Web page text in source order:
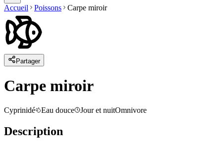
Accueil Poissons Carpe miroir
Partager
Carpe miroir
Cyprinidé Eau douce Jour et nuitOmnivore
Description